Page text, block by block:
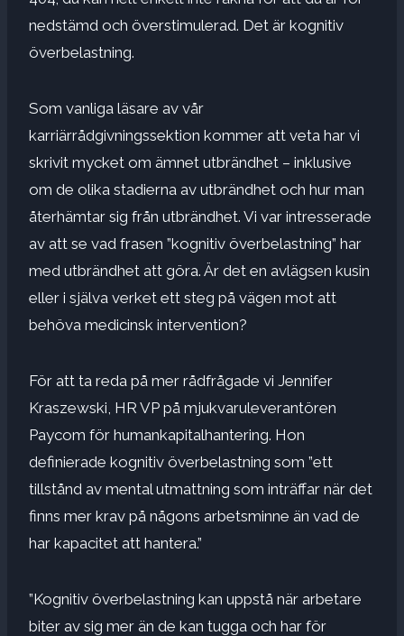
nedstämd och överstimulerad. Det är kognitiv
överbelastning.
Som vanliga läsare av vår
karriärrådgivningssektion kommer att veta har vi
skrivit mycket om ämnet utbrändhet – inklusive
om de olika stadierna av utbrändhet och hur man
återhämtar sig från utbrändhet. Vi var intresserade
av att se vad frasen ”kognitiv överbelastning” har
med utbrändhet att göra. Är det en avlägsen kusin
eller i själva verket ett steg på vägen mot att
behöva medicinsk intervention?
För att ta reda på mer rådfrågade vi Jennifer
Kraszewski, HR VP på mjukvaruleverantören
Paycom för humankapitalhantering. Hon
definierade kognitiv överbelastning som ”ett
tillstånd av mental utmattning som inträffar när det
finns mer krav på någons arbetsminne än vad de
har kapacitet att hantera.”
”Kognitiv överbelastning kan uppstå när arbetare
biter av sig mer än de kan tugga och har för